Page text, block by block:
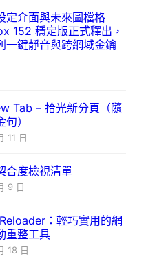
定介面與未來圖檔格
152 穩定版正式釋出，
一鍵靜音與跨網域金鑰
Tab – 拾光新分頁（隨
）
11 日
合度檢視清單
9 日
：輕巧實用的網
重整工具
18 日